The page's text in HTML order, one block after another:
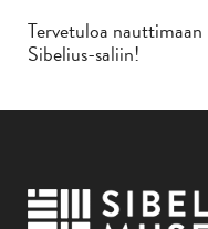
Tervetuloa nauttimaan
Sibelius-saliin!